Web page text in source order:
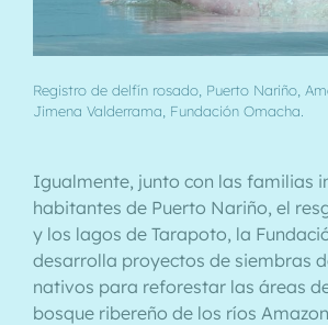
Registro de delfín rosado, Puerto Nariño,
Jimena Valderrama, Fundación Omacha.
Igualmente, junto con las familias
habitantes de Puerto Nariño, el
y los lagos de Tarapoto, la
desarrolla proyectos de siembras
nativos para reforestar las áreas
bosque ribereño de los ríos